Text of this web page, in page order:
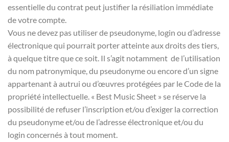
essentielle du contrat peut justifier la résiliation immédiate
de votre compte.
Vous ne devez pas utiliser de pseudonyme, login ou d’adresse
électronique qui pourrait porter atteinte aux droits des tiers,
à quelque titre que ce soit. Il s’agit notamment de l’utilisation
du nom patronymique, du pseudonyme ou encore d’un signe
appartenant à autrui ou d’œuvres protégées par le Code de la
propriété intellectuelle. « Best Music Sheet » se réserve la
possibilité de refuser l’inscription et/ou d’exiger la correction
du pseudonyme et/ou de l’adresse électronique et/ou du
login concernés à tout moment.